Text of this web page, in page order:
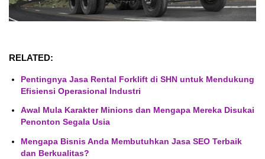
RELATED:
Pentingnya Jasa Rental Forklift di SHN untuk Mendukung
Efisiensi Operasional Industri
Awal Mula Karakter Minions dan Mengapa Mereka Disukai
Penonton Segala Usia
Mengapa Bisnis Anda Membutuhkan Jasa SEO Terbaik
dan Berkualitas?